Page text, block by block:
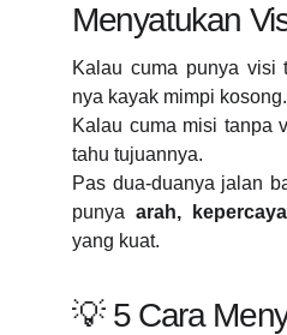
Menyatukan
Kalau cuma punya
nya kayak mimpi kosong.
Kalau cuma misi tanpa
tahu tujuannya.
Pas dua-duanya jalan
punya arah,
yang kuat.
💡 5 Cara